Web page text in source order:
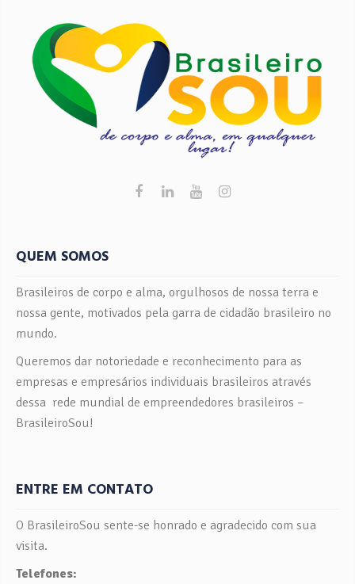
QUEM SOMOS
Brasileiros de corpo e alma, orgulhosos de nossa terra e
nossa gente, motivados pela garra de cidadão brasileiro no
mundo.
Queremos dar notoriedade e reconhecimento para as
empresas e empresários individuais brasileiros através
dessa rede mundial de empreendedores brasileiros –
BrasileiroSou!
ENTRE EM CONTATO
O BrasileiroSou sente-se honrado e agradecido com sua
visita.
Telefones: